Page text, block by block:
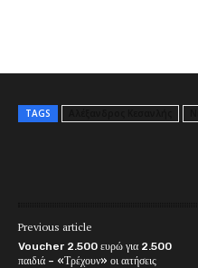
TAGS
Previous article
Voucher 2.500 ευρώ για 2.500
παιδιά – «Τρέχουν» οι αιτήσεις